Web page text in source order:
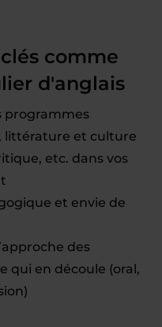
comme
d'anglais
programmes
littérature et culture
etc. dans vos
et envie de
des
qui en découle (oral,